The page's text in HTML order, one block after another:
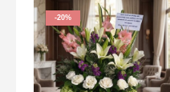
-20%